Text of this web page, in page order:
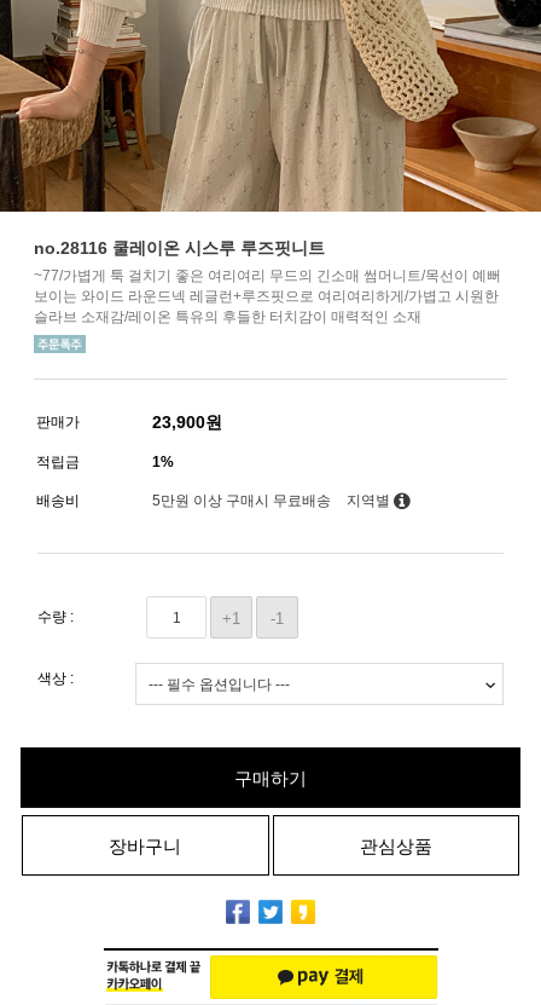
no.28116 쿨레이온 시스루 루즈핏니트
~77/가볍게 툭 걸치기 좋은 여리여리 무드의 긴소매 썸머니트/목선이 예뻐
보이는 와이드 라운드넥 레글런+루즈핏으로 여리여리하게/가볍고 시원한
슬라브 소재감/레이온 특유의 후들한 터치감이 매력적인 소재
판매가 23,900원
적립금 1%
배송비 5만원 이상 구매시 무료배송 지역별
수량 : +1 -1
색상 :
구매하기
장바구니 관심상품